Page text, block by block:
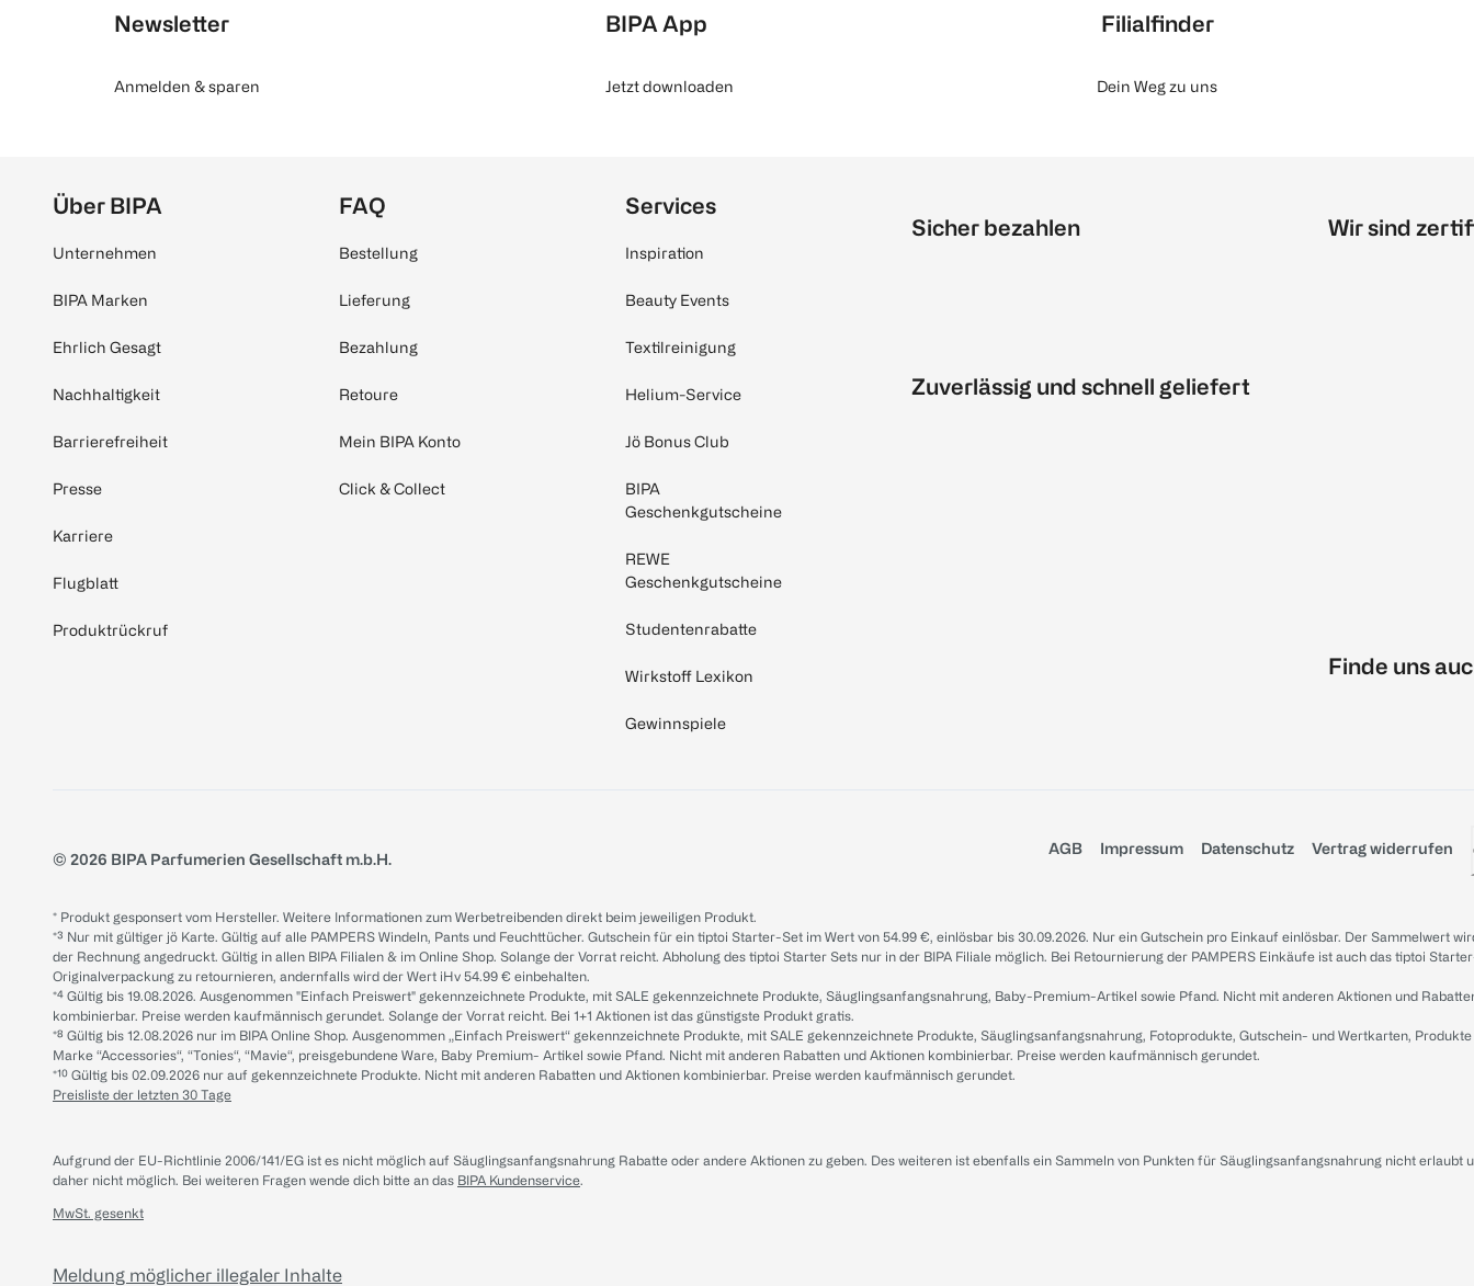
Newsletter
Anmelden & sparen
BIPA App
Jetzt downloaden
Filialfinder
Dein Weg zu uns
Über BIPA
Unternehmen
BIPA Marken
Ehrlich Gesagt
Nachhaltigkeit
Barrierefreiheit
Presse
Karriere
Flugblatt
Produktrückruf
FAQ
Bestellung
Lieferung
Bezahlung
Retoure
Mein BIPA Konto
Click & Collect
Services
Inspiration
Beauty Events
Textilreinigung
Helium-Service
Jö Bonus Club
BIPA
Geschenkgutscheine
REWE
Geschenkgutscheine
Studentenrabatte
Wirkstoff Lexikon
Gewinnspiele
Sicher bezahlen
Zuverlässig und schnell geliefert
Wir sind
Finde uns
© 2026 BIPA Parfumerien Gesellschaft m.b.H.
AGB Impressum Datenschutz Vertrag widerrufen
* Produkt gesponsert vom Hersteller. Weitere Informationen zum Werbetreibenden direkt beim jeweiligen Produkt.
*³ Nur mit gültiger jö Karte. Gültig auf alle PAMPERS Windeln, Pants und Feuchttücher. Gutschein für ein tiptoi Starter-Set im Wert von 54.99 €, einlösbar bis 30.09.2026. Nur ein Gutschein pro Einkauf einlösbar. Der Sammelwert
der Rechnung angedruckt. Gültig in allen BIPA Filialen & im Online Shop. Solange der Vorrat reicht. Abholung des tiptoi Starter Sets nur in der BIPA Filiale möglich. Bei Retournierung der PAMPERS Einkäufe ist auch das tiptoi
Originalverpackung zu retournieren, andernfalls wird der Wert iHv 54.99 € einbehalten.
*⁴ Gültig bis 19.08.2026. Ausgenommen "Einfach Preiswert" gekennzeichnete Produkte, mit SALE gekennzeichnete Produkte, Säuglingsanfangsnahrung, Baby-Premium-Artikel sowie Pfand. Nicht mit anderen Aktionen und
kombinierbar. Preise werden kaufmännisch gerundet. Solange der Vorrat reicht. Bei 1+1 Aktionen ist das günstigste Produkt gratis.
*⁸ Gültig bis 12.08.2026 nur im BIPA Online Shop. Ausgenommen „Einfach Preiswert“ gekennzeichnete Produkte, mit SALE gekennzeichnete Produkte, Säuglingsanfangsnahrung, Fotoprodukte, Gutschein- und Wertkarten,
Marke “Accessories“, “Tonies“, “Mavie“, preisgebundene Ware, Baby Premium- Artikel sowie Pfand. Nicht mit anderen Rabatten und Aktionen kombinierbar. Preise werden kaufmännisch gerundet.
*¹⁰ Gültig bis 02.09.2026 nur auf gekennzeichnete Produkte. Nicht mit anderen Rabatten und Aktionen kombinierbar. Preise werden kaufmännisch gerundet.
Preisliste der letzten 30 Tage
Aufgrund der EU-Richtlinie 2006/141/EG ist es nicht möglich auf Säuglingsanfangsnahrung Rabatte oder andere Aktionen zu geben. Des weiteren ist ebenfalls ein Sammeln von Punkten für Säuglingsanfangsnahrung nicht erlaubt
daher nicht möglich. Bei weiteren Fragen wende dich bitte an das BIPA Kundenservice.
MwSt. gesenkt
Meldung möglicher illegaler Inhalte